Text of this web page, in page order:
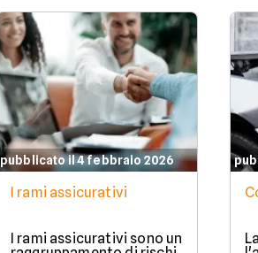
pubblicato il 4 febbraio 2026
I rami assicurativi
I rami assicurativi sono un